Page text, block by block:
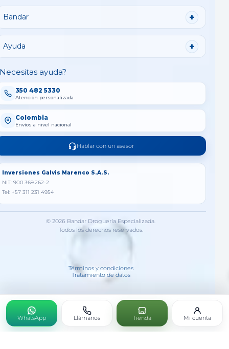
Bandar
Ayuda
ayuda?
350 482 5330
Atención personalizada
Colombia
Envíos a nivel nacional
Hablar con un asesor
Inversiones Galvis Marenco S.A.S.
NIT: 900.369.262-2
Tel: +57 311 231 4954
© 2026 Bandar Droguería Especializada.
Todos los derechos reservados.
Términos y condiciones
Tratamiento de datos
WhatsApp Llámanos Tienda Mi cuenta